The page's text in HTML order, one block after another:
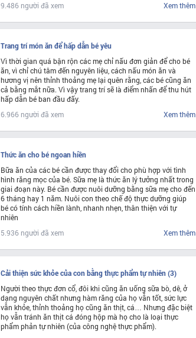
9.486 người đã xem
Xem thêm
Trang trí món ăn để hấp dẫn bé yêu
Vì thời gian quá bận rộn các mẹ chỉ nấu đơn giản để cho bé
ăn, vì chỉ chú tâm đến nguyên liệu, cách nấu món ăn và
hương vị nên thỉnh thoảng mẹ lại quên rằng, các bé cũng ăn
cả bằng mắt nữa. Vì vậy trang trí sẽ là điểm nhấn để thu hút
hấp dẫn bé ban đầu đấy.
6.966 người đã xem
Xem thêm
Thức ăn cho bé ngoan hiền
Bữa ăn của các bé cần được thay đổi cho phù hợp với tình
hình răng mọc của bé. Sữa mẹ là thức ăn lý tưởng nhất trong
giai đoạn này. Bé cần được nuôi dưỡng bằng sữa mẹ cho đến
6 tháng hay 1 năm. Nuôi con theo chế độ thực dưỡng giúp
bé có tính cách hiền lành, nhanh nhẹn, thân thiện với tự
nhiên
5.936 người đã xem
Xem thêm
Cải thiện sức khỏe của con bằng thực phẩm tự nhiên (3)
Người theo thực đơn cổ, đôi khi cũng ăn uống sữa bò, dê, ở
dạng nguyên chất nhưng hàm răng của họ vẫn tốt, sức lực
vẫn khỏe, thỉnh thoảng họ cũng ăn thịt, cá… Nhưng đặc biệt
họ vẫn tránh ăn thịt cá đóng hộp mà họ cho là loại thực
phẩm phản tự nhiên (của công nghệ thực phẩm).